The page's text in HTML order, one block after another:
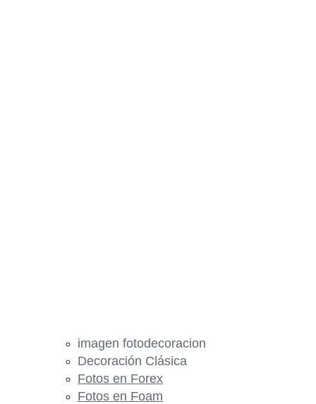
imagen fotodecoracion
Decoración Clásica
Fotos en Forex
Fotos en Foam